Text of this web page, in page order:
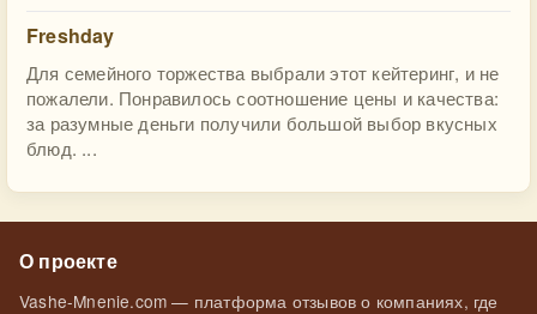
Freshday
Для семейного торжества выбрали этот кейтеринг, и не
пожалели. Понравилось соотношение цены и качества:
за разумные деньги получили большой выбор вкусных
блюд. ...
О проекте
Vashe-Mnenie.com — платформа отзывов о компаниях, где